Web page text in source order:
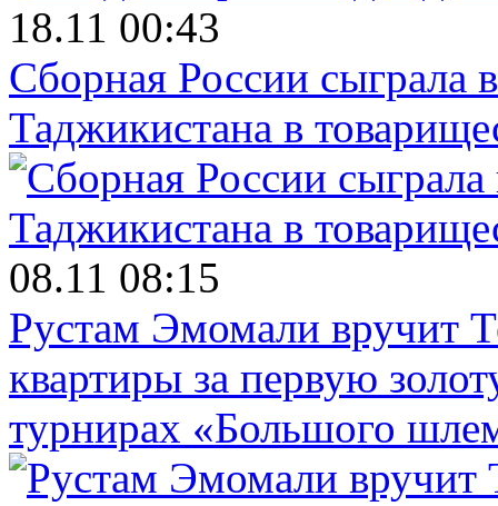
18.11 00:43
Сборная России сыграла
Таджикистана в
08.11 08:15
Рустам Эмомали вручит
квартиры за первую
турнирах «Большого